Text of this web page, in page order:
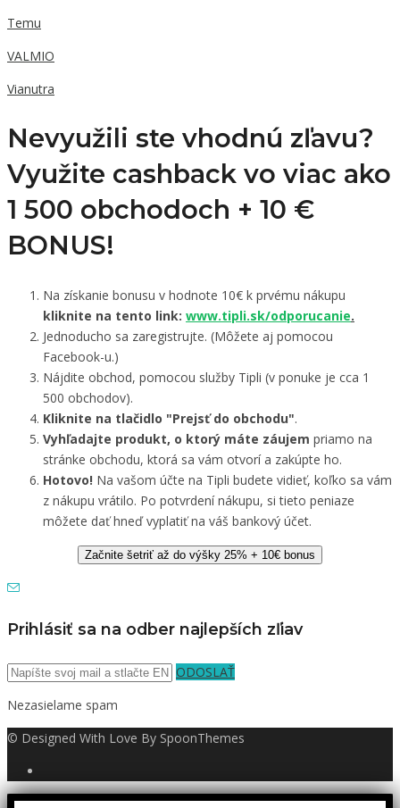
Temu
VALMIO
Vianutra
Nevyužili ste vhodnú zľavu?
Využite cashback vo viac ako
1 500 obchodoch + 10 €
BONUS!
Na získanie bonusu v hodnote 10€ k prvému nákupu
kliknite na tento link: www.tipli.sk/odporucanie.
Jednoducho sa zaregistrujte. (Môžete aj pomocou
Facebook-u.)
Nájdite obchod, pomocou služby Tipli (v ponuke je cca 1
500 obchodov).
Kliknite na tlačidlo "Prejsť do obchodu".
Vyhľadajte produkt, o ktorý máte záujem priamo na
stránke obchodu, ktorá sa vám otvorí a zakúpte ho.
Hotovo! Na vašom účte na Tipli budete vidieť, koľko sa vám
z nákupu vrátilo. Po potvrdení nákupu, si tieto peniaze
môžete dať hneď vyplatiť na váš bankový účet.
Začnite šetriť až do výšky 25% + 10€ bonus
Prihlásiť sa na odber najlepších zľiav
ODOSLAŤ
Nezasielame spam
© Designed With Love By SpoonThemes